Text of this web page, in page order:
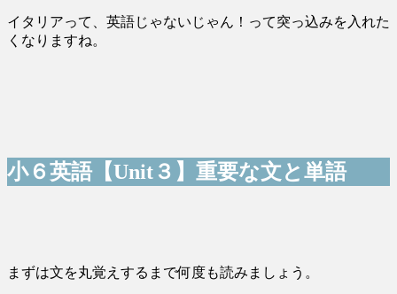
イタリアって、英語じゃないじゃん！って突っ込みを入れた
くなりますね。
小６英語【Unit３】重要な文と単語
まずは文を丸覚えするまで何度も読みましょう。